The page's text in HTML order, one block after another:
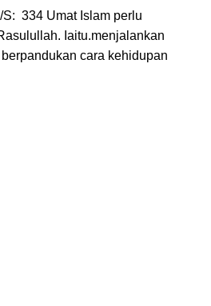
334 Umat Islam perlu
Iaitu.menjalankan
cara kehidupan